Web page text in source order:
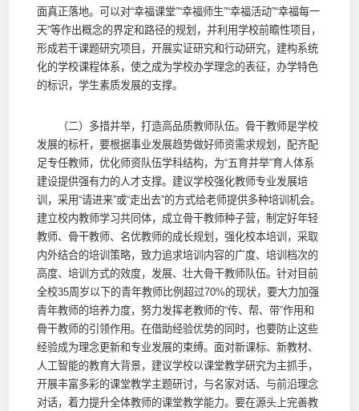
面真正落地。可以对“幸福课堂”“幸福师生”“幸福活动”“幸福每一
天”等作出概念的界定和路径的规划，并利用学校前瞻性项目，
形成若干课题研究项目，开展实证研究和行动研究，建构系统
化的学校课程体系，使之成为学校办学理念的表征，办学特色
的标识，学生素质发展的支撑。
（二）多措并举，打造高品质教师队伍。骨干教师是学校
发展的标杆，要根据事业发展趋势做好师资需求规划，配齐配
足专任教师，优化师资队伍学科结构，为“五育并举”育人体系
建设提供强有力的人才支撑。建议学校强化教师专业发展培
训，采用“请进来”或“走出去”的方式给老师提供多种培训机会。
建立校内教师学习共同体，成立骨干教师种子营，制定好年轻
教师、骨干教师、名优教师的成长规划，强化校本培训，采取
内外结合的培训策略，致力追求培训内容的广度、培训档次的
高度、培训方式的效度，发展、壮大骨干教师队伍。针对目前
全校35周岁以下的青年教师比例超过70%的现状，要大力加强
青年教师的培养力度，努力发挥老教师的“传、帮、带”作用和
骨干教师的引领作用。在借助经验优势的同时，也要防止这些
经验成为理念更新和专业发展的束缚。面对新课标、新教材、
人工智能的教育大背景，建议学校以课堂教学研究为主抓手，
开展丰富多彩的课堂教学主题研讨，与名家对话、与前沿理念
对话，着力提升全体教师的课堂教学能力。要在源头上完善教